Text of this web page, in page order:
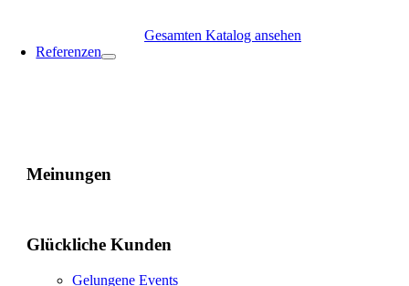
Gesamten Katalog ansehen
Referenzen
Meinungen
Glückliche Kunden
Gelungene Events